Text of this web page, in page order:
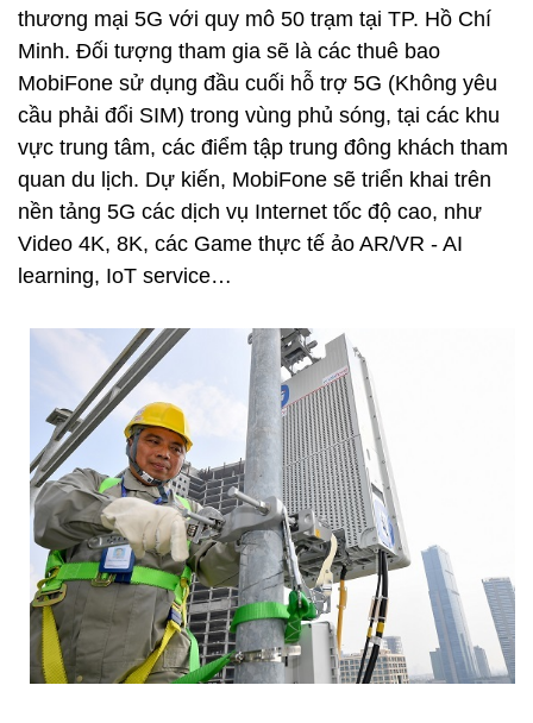
thương mại 5G với quy mô 50 trạm tại TP. Hồ Chí
Minh. Đối tượng tham gia sẽ là các thuê bao
MobiFone sử dụng đầu cuối hỗ trợ 5G (Không yêu
cầu phải đổi SIM) trong vùng phủ sóng, tại các khu
vực trung tâm, các điểm tập trung đông khách tham
quan du lịch. Dự kiến, MobiFone sẽ triển khai trên
nền tảng 5G các dịch vụ Internet tốc độ cao, như
Video 4K, 8K, các Game thực tế ảo AR/VR - AI
learning, IoT service…